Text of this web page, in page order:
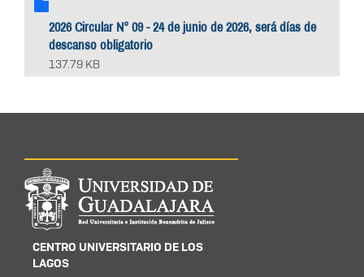
2026 Circular N° 09 - 24 de junio de 2026, será días de
descanso obligatorio
137.79 KB
Información del
portal
CENTRO UNIVERSITARIO DE LOS
LAGOS